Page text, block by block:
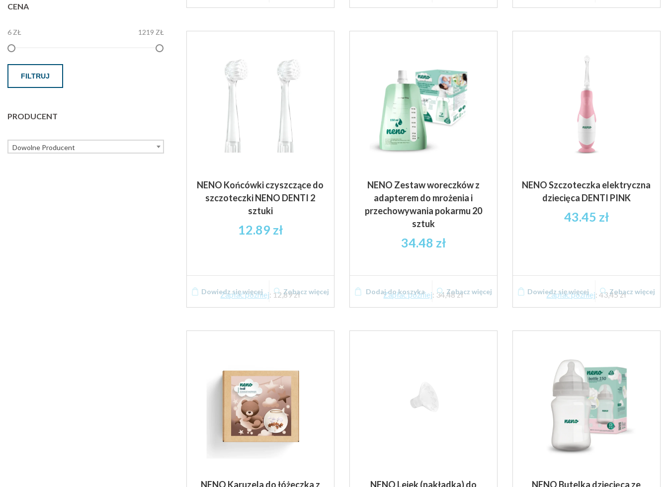
CENA
6 ZŁ 1219 ZŁ
FILTRUJ
PRODUCENT
Dowolne Producent
NENO Końcówki czyszczące do
szczoteczki NENO DENTI 2
sztuki
12.89 zł
Zapłać później: 12,89 zł
Dowiedz się więcej Zobacz więcej
NENO Zestaw woreczków z
adapterem do mrożenia i
przechowywania pokarmu 20
sztuk
34.48 zł
Zapłać później: 34,48 zł
Dodaj do koszyka Zobacz więcej
NENO Szczoteczka elektryczna
dziecięca DENTI PINK
43.45 zł
Zapłać później:43,45 zł
Dowiedz się więcej Zobacz więcej
NENO Karuzela do łóżeczka z
NENO Lejek (nakładka) do
NENO Butelka dziecięca ze